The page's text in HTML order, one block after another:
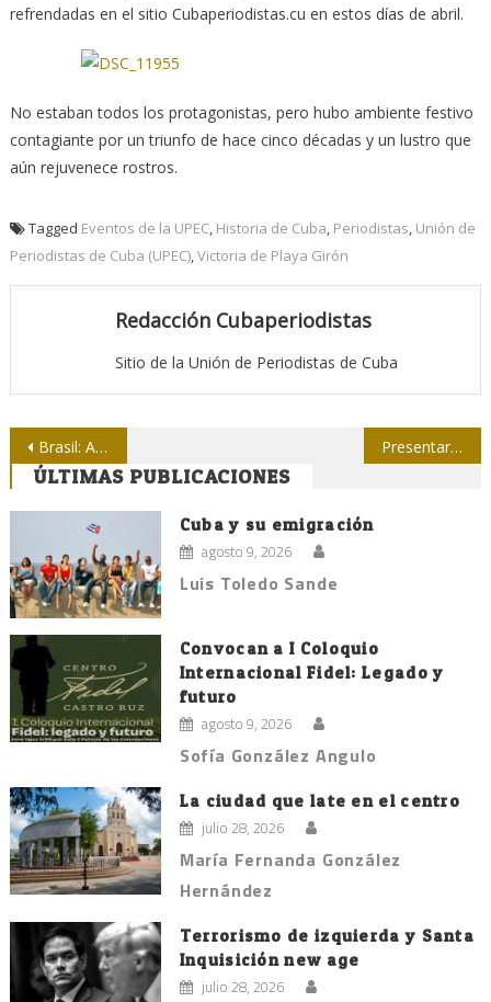
refrendadas en el sitio Cubaperiodistas.cu en estos días de abril.
No estaban todos los protagonistas, pero hubo ambiente festivo
contagiante por un triunfo de hace cinco décadas y un lustro que
aún rejuvenece rostros.
Tagged Eventos de la UPEC, Historia de Cuba, Periodistas, Unión de
Periodistas de Cuba (UPEC),Victoria de Playa Girón
Redacción Cubaperiodistas
Sitio de la Unión de Periodistas de Cuba
Navegación
de
entradas
Brasil: Asesinan periodista bloguero Presentarán 25 títulos de y sobre Fidel por su 90 cumpleaños
ÚLTIMAS PUBLICACIONES
Cuba y su emigración
agosto 9, 2026
Luis Toledo Sande
Convocan a I Coloquio
Internacional Fidel: Legado y
futuro
agosto 9, 2026
Sofía González Angulo
La ciudad que late en el centro
julio 28, 2026
María Fernanda González
Hernández
Terrorismo de izquierda y Santa
Inquisición new age
julio 28, 2026